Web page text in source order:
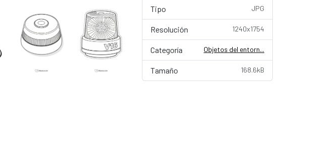
Tipo JPG
Resolución 1240x1754
Categoría Objetos del entorn...
Tamaño 168.6kB